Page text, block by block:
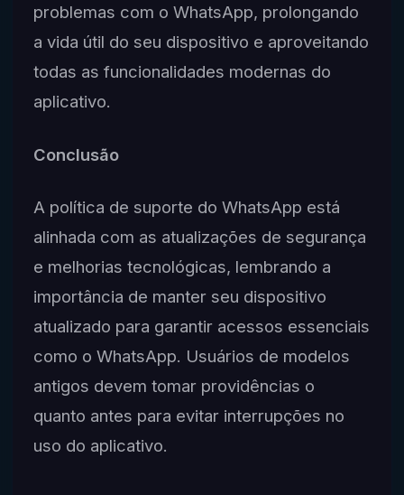
problemas com o WhatsApp, prolongando
a vida útil do seu dispositivo e aproveitando
todas as funcionalidades modernas do
aplicativo.
Conclusão
A política de suporte do WhatsApp está
alinhada com as atualizações de segurança
e melhorias tecnológicas, lembrando a
importância de manter seu dispositivo
atualizado para garantir acessos essenciais
como o WhatsApp. Usuários de modelos
antigos devem tomar providências o
quanto antes para evitar interrupções no
uso do aplicativo.